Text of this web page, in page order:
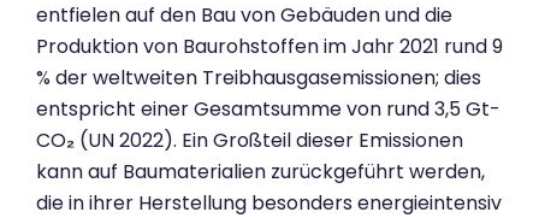
entfielen auf den Bau von Gebäuden und die
Produktion von Baurohstoffen im Jahr 2021 rund 9
% der weltweiten Treibhausgasemissionen; dies
entspricht einer Gesamtsumme von rund 3,5 Gt-
CO₂ (UN 2022). Ein Großteil dieser Emissionen
kann auf Baumaterialien zurückgeführt werden,
die in ihrer Herstellung besonders energieintensiv